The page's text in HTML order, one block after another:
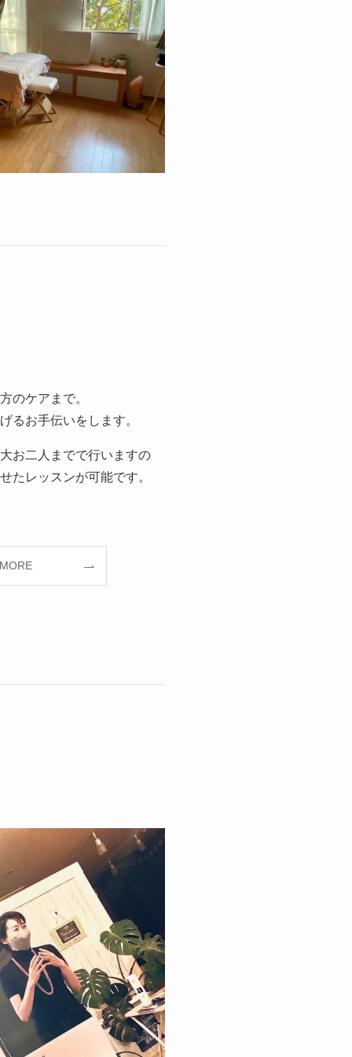
のケアまで。
るお手伝いをします。
お二人までで行いますの
たレッスンが可能です。